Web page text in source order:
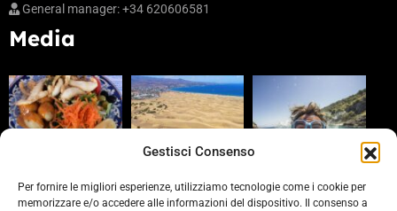
Gestisci Consenso
Per fornire le migliori esperienze, utilizziamo tecnologie come i cookie per
memorizzare e/o accedere alle informazioni del dispositivo. Il consenso a
General manager: +34 620606581
Media